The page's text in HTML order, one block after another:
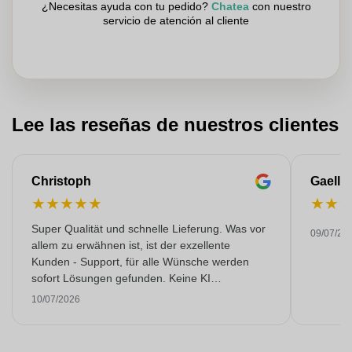
¿Necesitas ayuda con tu pedido? Chateacon nuestro
servicio de atención al cliente
Lee las reseñas de nuestros clientes
Christoph
★★★★★
Super Qualität und schnelle Lieferung. Was vor
allem zu erwähnen ist, ist der exzellente
Kunden - Support, für alle Wünsche werden
sofort Lösungen gefunden. Keine KI
Gespräche. Sehr selten heutzutage. Top
10/07/2026
Gaelle
★★
09/07/